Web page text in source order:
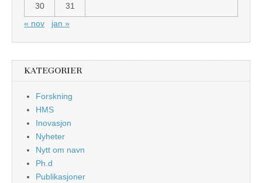
30
31
« nov
jan »
KATEGORIER
Forskning
HMS
Inovasjon
Nyheter
Nytt om navn
Ph.d
Publikasjoner